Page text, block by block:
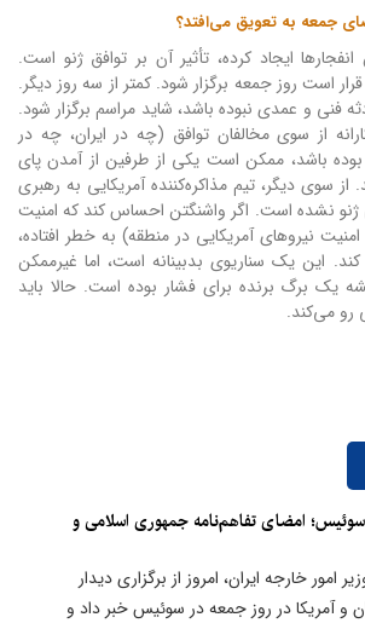
جمعه به تعویق می‌افتد؟
ایجاد کرده، تأثیر آن بر توافق ژنو است.
است روز جمعه برگزار شود. کمتر از سه روز دیگر.
فنی و عمدی نبوده باشد، شاید مراسم برگزار شود.
از سوی مخالفان توافق (چه در ایران، چه در
بوده باشد، ممکن است یکی از طرفین از آمدن پای
از سوی دیگر، تیم مذاکره‌کننده آمریکایی به رهبری
نشده است. اگر واشنگتن احساس کند که امنیت
نیروهای آمریکایی در منطقه) به خطر افتاده،
این یک سناریوی بدبینانه است، اما غیرممکن
یک برگ برنده برای فشار بوده است. حالا باید
رو می‌کند.
امضای تفاهم‌نامه جمهوری اسلامی و
امور خارجه ایران، امروز از برگزاری دیدار
و آمریکا در روز جمعه در سوئیس خبر داد و